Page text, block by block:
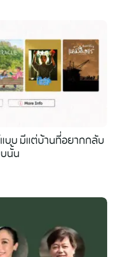
บ มีแต่บ้านที่อยากกลับ
นั้น